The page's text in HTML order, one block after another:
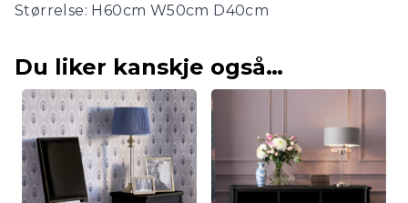
Størrelse: H60cm W50cm D40cm
Du liker kanskje også…
flere
varianter.